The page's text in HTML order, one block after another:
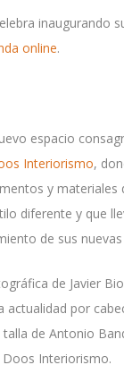
inaugurando
online.
espacio
Interiorismo,
y materiales
diferente y que
de sus
de Javier
por
de Antonio
Interiorismo.